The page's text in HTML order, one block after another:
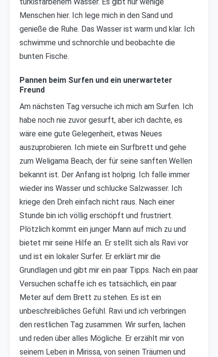
Menschen hier. Ich lege mich in den Sand und
genieße die Ruhe. Das Wasser ist warm und klar. Ich
schwimme und schnorchle und beobachte die
bunten Fische.
Pannen beim Surfen und ein unerwarteter
Freund
Am nächsten Tag versuche ich mich am Surfen. Ich
habe noch nie zuvor gesurft, aber ich dachte, es
wäre eine gute Gelegenheit, etwas Neues
auszuprobieren. Ich miete ein Surfbrett und gehe
zum Weligama Beach, der für seine sanften Wellen
bekannt ist. Der Anfang ist holprig. Ich falle immer
wieder ins Wasser und schlucke Salzwasser. Ich
kriege den Dreh einfach nicht raus. Nach einer
Stunde bin ich völlig erschöpft und frustriert.
Plötzlich kommt ein junger Mann auf mich zu und
bietet mir seine Hilfe an. Er stellt sich als Ravi vor
und ist ein lokaler Surfer. Er erklärt mir die
Grundlagen und gibt mir ein paar Tipps. Nach ein paar
Versuchen schaffe ich es tatsächlich, ein paar
Meter auf dem Brett zu stehen. Es ist ein
unbeschreibliches Gefühl. Ravi und ich verbringen
den restlichen Tag zusammen. Wir surfen, lachen
und reden über alles Mögliche. Er erzählt mir von
seinem Leben in Mirissa, von seinen Träumen und